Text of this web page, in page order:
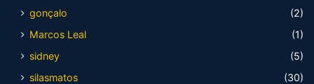
gonçalo
(2)
Marcos Leal
(1)
sidney
(5)
silasmatos
(30)